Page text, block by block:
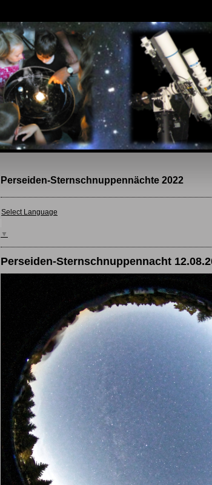
Perseiden-Sternschnuppennächte 2022
Select Language
▼
Perseiden-Sternschnuppennacht